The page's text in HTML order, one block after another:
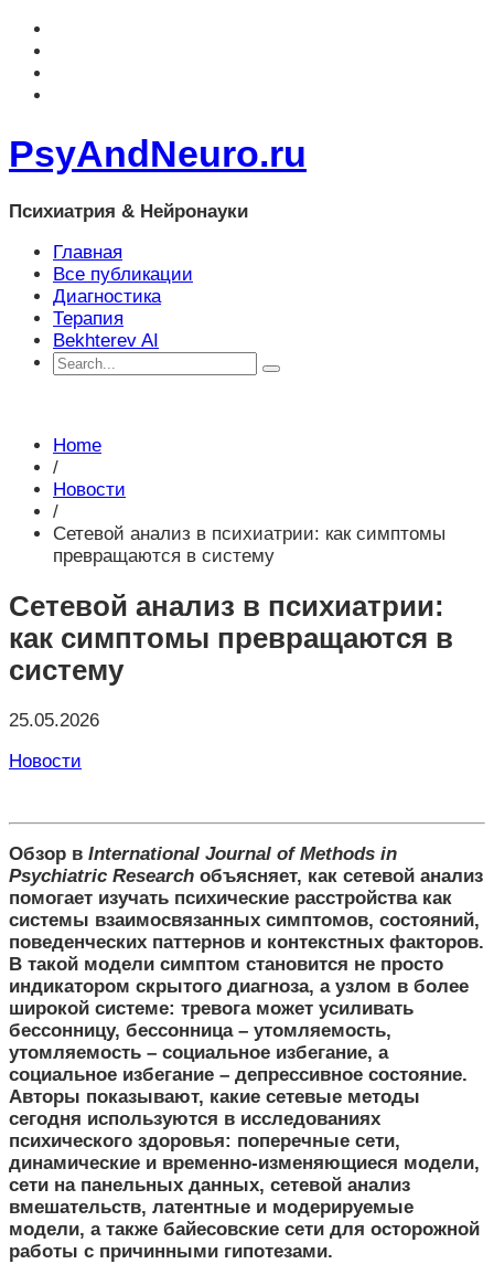
PsyAndNeuro.ru
Психиатрия & Нейронауки
Главная
Все публикации
Диагностика
Терапия
Bekhterev AI
Home
/
Новости
/
Сетевой анализ в психиатрии: как симптомы
превращаются в систему
Сетевой анализ в психиатрии:
как симптомы превращаются в
систему
25.05.2026
Новости
Обзор в International Journal of Methods in
Psychiatric Research объясняет, как сетевой анализ
помогает изучать психические расстройства как
системы взаимосвязанных симптомов, состояний,
поведенческих паттернов и контекстных факторов.
В такой модели симптом становится не просто
индикатором скрытого диагноза, а узлом в более
широкой системе: тревога может усиливать
бессонницу, бессонница – утомляемость,
утомляемость – социальное избегание, а
социальное избегание – депрессивное состояние.
Авторы показывают, какие сетевые методы
сегодня используются в исследованиях
психического здоровья: поперечные сети,
динамические и временно-изменяющиеся модели,
сети на панельных данных, сетевой анализ
вмешательств, латентные и модерируемые
модели, а также байесовские сети для осторожной
работы с причинными гипотезами.